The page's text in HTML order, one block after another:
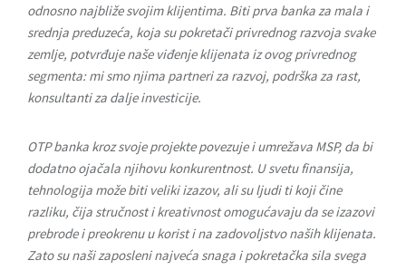
odnosno najbliže svojim klijentima. Biti prva banka za mala i
srednja preduzeća, koja su pokretači privrednog razvoja svake
zemlje, potvrđuje naše viđenje klijenata iz ovog privrednog
segmenta: mi smo njima partneri za razvoj, podrška za rast,
konsultanti za dalje investicije.
OTP banka kroz svoje projekte povezuje i umrežava MSP, da bi
dodatno ojačala njihovu konkurentnost. U svetu finansija,
tehnologija može biti veliki izazov, ali su ljudi ti koji čine
razliku, čija stručnost i kreativnost omogućavaju da se izazovi
prebrode i preokrenu u korist i na zadovoljstvo naših klijenata.
Zato su naši zaposleni najveća snaga i pokretačka sila svega